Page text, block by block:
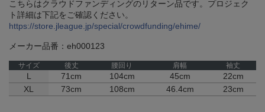
こちらはクラウドファンディングのリターン品です。プロジェク
ト詳細は下記をご確認ください。
https://store.jleague.jp/special/crowdfunding/ehime/
メーカー品番：eh000123
サイズ 後丈 腰回り 肩幅 袖丈
L 71cm 104cm 45cm
22cm
XL
73cm 108cm 46.4cm 23cm